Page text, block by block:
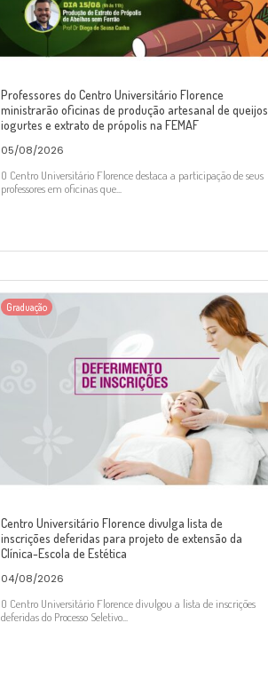
Professores do Centro Universitário Florence
ministrarão oficinas de produção artesanal de queijos,
iogurtes e extrato de própolis na FEMAF
05/08/2026
O Centro Universitário Florence destaca a participação de seus
professores em oficinas que...
Graduação
Centro Universitário Florence divulga lista de
inscrições deferidas para projeto de extensão da
Clínica-Escola de Estética
04/08/2026
O Centro Universitário Florence divulgou a lista de inscrições
deferidas do Processo Seletivo...